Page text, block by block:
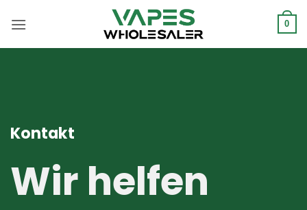
Inhalt
0
Kontakt
Wir helfen